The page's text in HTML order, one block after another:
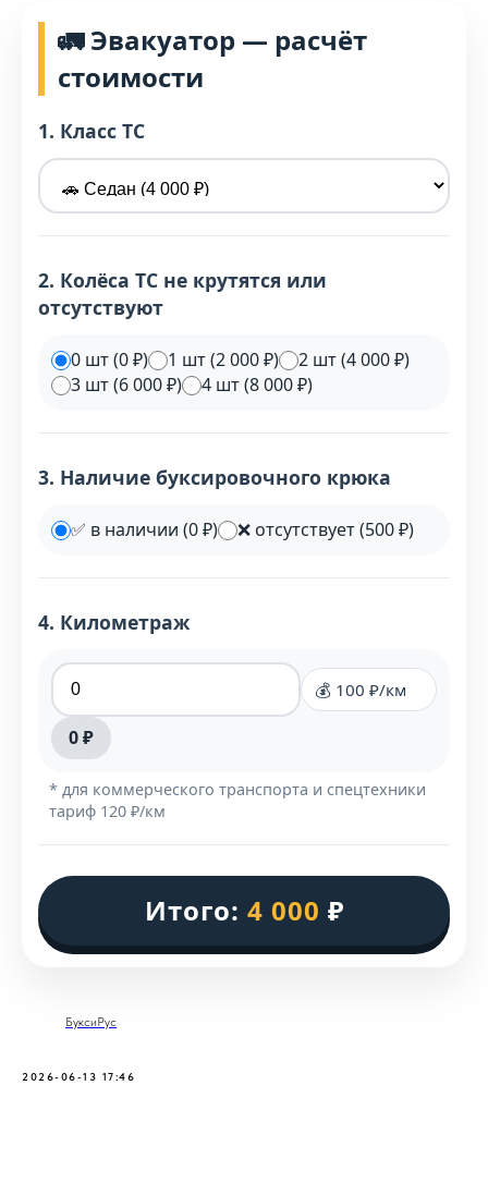
🚛 Эвакуатор — расчёт
стоимости
1. Класс ТС
2. Колёса ТС не крутятся или
отсутствуют
0 шт (0 ₽) 1 шт (2 000 ₽)
2 шт (4 000 ₽)
3 шт (6 000 ₽)
4 шт (8 000 ₽)
3. Наличие буксировочного крюка
✅ в наличии (0 ₽) ❌ отсутствует (500 ₽)
4. Километраж
💰 100 ₽/км
0 ₽
* для коммерческого транспорта и спецтехники
тариф 120 ₽/км
Итого: 4 000 ₽
БуксиРус
2026-06-13 17:46